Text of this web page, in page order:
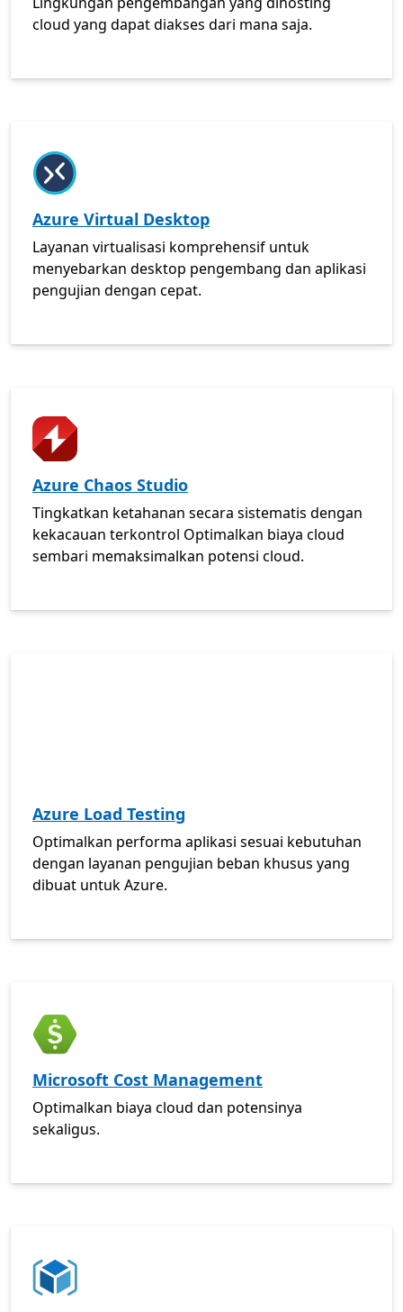
cloud yang dapat diakses dari mana saja.
Azure Virtual Desktop
Layanan virtualisasi komprehensif untuk
menyebarkan desktop pengembang dan aplikasi
pengujian dengan cepat.
Azure Chaos Studio
Tingkatkan ketahanan secara sistematis dengan
kekacauan terkontrol Optimalkan biaya cloud
sembari memaksimalkan potensi cloud.
Azure Load Testing
Optimalkan performa aplikasi sesuai kebutuhan
dengan layanan pengujian beban khusus yang
dibuat untuk Azure.
Microsoft Cost Management
Optimalkan biaya cloud dan potensinya
sekaligus.